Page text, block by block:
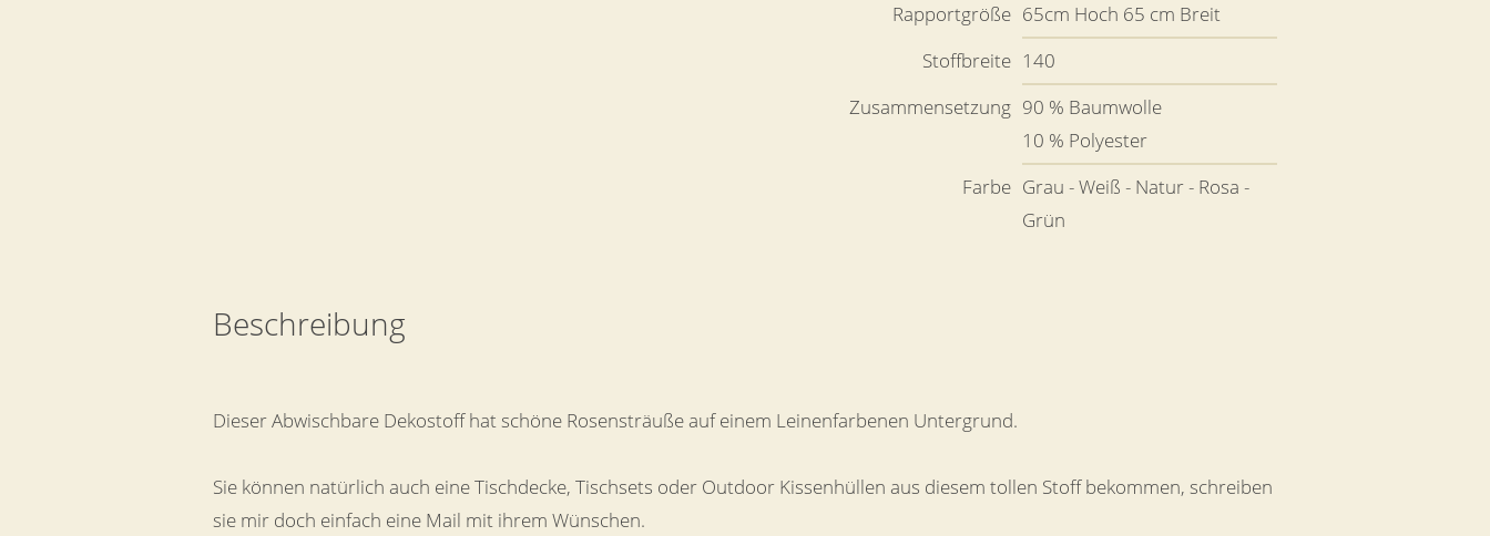
Rapportgröße 65cm Hoch 65 cm Breit
Stoffbreite 140
Zusammensetzung 90 % Baumwolle
10 % Polyester
Farbe Grau - Weiß - Natur - Rosa -
Grün
Beschreibung
Dieser Abwischbare Dekostoff hat schöne Rosensträuße auf einem Leinenfarbenen Untergrund.
Sie können natürlich auch eine Tischdecke, Tischsets oder Outdoor Kissenhüllen aus diesem tollen Stoff bekommen, schreiben
sie mir doch einfach eine Mail mit ihrem Wünschen.